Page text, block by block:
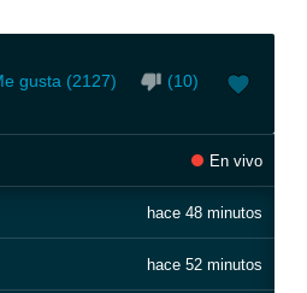
gusta (2127) (10)
En vivo
hace 48 minutos
hace 52 minutos